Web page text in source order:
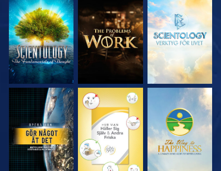
UTFORSKA
SERIEN
UTFORSKA
SERIEN
UTFORSKA
SERIEN
TITTA TITTA TITTA